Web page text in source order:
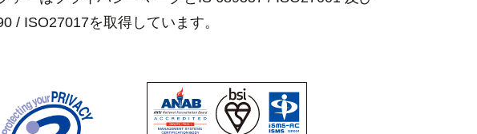
/ ISO27017を取得しています。